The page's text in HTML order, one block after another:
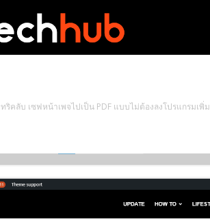
ทริคลับ เซฟหน้าเพจไปเป็น PDF แบบไม่ต้องลงโปรแกรมเพิ่ม